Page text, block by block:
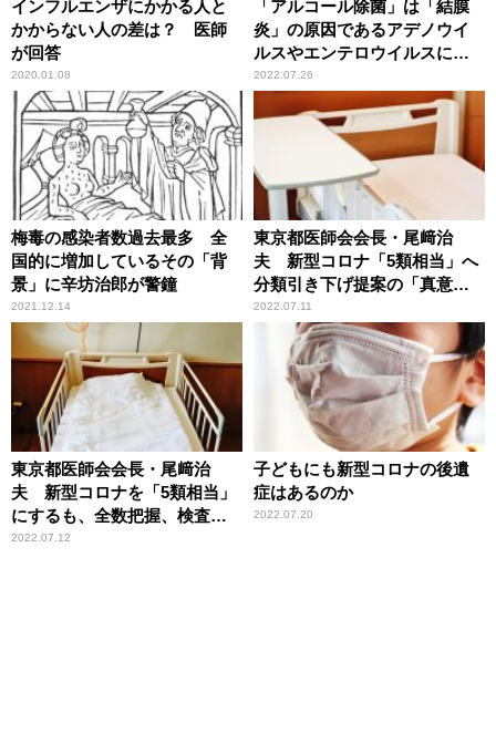
インフルエンザにかかる人と
かからない人の差は？ 医師
が回答
2020.01.08
「アルコール除菌」は「結膜
炎」の原因であるアデノウイ
ルスやエンテロウイルスには
効かない 必ずせっけんで手
2022.07.26
梅毒の感染者数過去最多 全
国的に増加しているその「背
景」に辛坊治郎が警鐘
2021.12.14
東京都医師会会長・尾﨑治
夫 新型コロナ「5類相当」へ
分類引き下げ提案の「真意」
を語る
2022.07.11
東京都医師会会長・尾﨑治
夫 新型コロナを「5類相当」
にするも、全数把握、検査、
入院等の公費負担については
2022.07.12
子どもにも新型コロナの後遺
症はあるのか
2022.07.20